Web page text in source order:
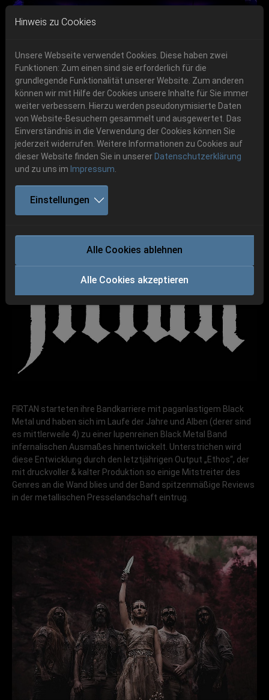
Skip to main navigation
Skip to main content
Skip to page footer
06.-08. August 2026
Schlotheim, Flugplatz Obermehler
Get your tickets!
Ticketshop www.cudgel.de
Previous Next
FIRTAN
FIRTAN starteten ihre Bandkarriere mit paganlastigem Black
Metal und haben sich im Laufe der Jahre und Alben (derer sind
es mittlerweile 4) zu einer lupenreinen Black Metal Band
infernalischen Ausmaßes hinentwickelt. Unterstrichen wird
diese Entwicklung durch den letztjährigen Output „Ethos“, der
mit druckvoller & kalter Produktion so einige Mitstreiter des
Genres an die Wand blies und der Band spitzenmäßige Reviews
in der metallischen Presselandschaft eintrug.
Hinweis zu Cookies
Unsere Webseite verwendet Cookies. Diese haben zwei
Funktionen: Zum einen sind sie erforderlich für die
grundlegende Funktionalität unserer Website. Zum anderen
können wir mit Hilfe der Cookies unsere Inhalte für Sie immer
weiter verbessern. Hierzu werden pseudonymisierte Daten
von Website-Besuchern gesammelt und ausgewertet. Das
Einverständnis in die Verwendung der Cookies können Sie
jederzeit widerrufen. Weitere Informationen zu Cookies auf
dieser Website finden Sie in unserer Datenschutzerklärung
und zu uns im Impressum
Einstellungen
Alle Cookies ablehnen
Alle Cookies akzeptieren